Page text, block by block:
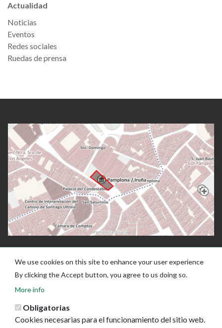
Actualidad
Noticias
Eventos
Redes sociales
Ruedas de prensa
We use cookies on this site to enhance your user experience
By clicking the Accept button, you agree to us doing so.
More info
Obligatorias
Cookies necesarias para el funcionamiento del sitio web.